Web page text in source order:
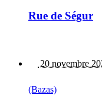
Rue de Ségur
20 novembre
(Bazas)